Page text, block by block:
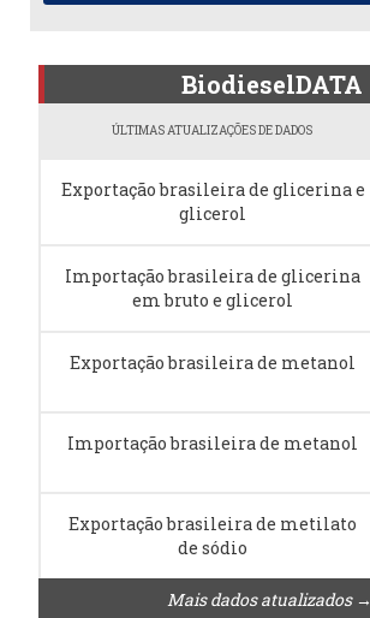
BiodieselDATA
ÚLTIMAS ATUALIZAÇÕES DE DADOS
Exportação brasileira de glicerina e
glicerol
Importação brasileira de glicerina
em bruto e glicerol
Exportação brasileira de metanol
Importação brasileira de metanol
Exportação brasileira de metilato
de sódio
Mais dados atualizados →